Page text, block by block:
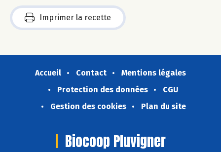
Imprimer la recette
Accueil Contact
Mentions légales
Protection des données
CGU
Gestion des cookies
Plan du site
Biocoop Pluvigner